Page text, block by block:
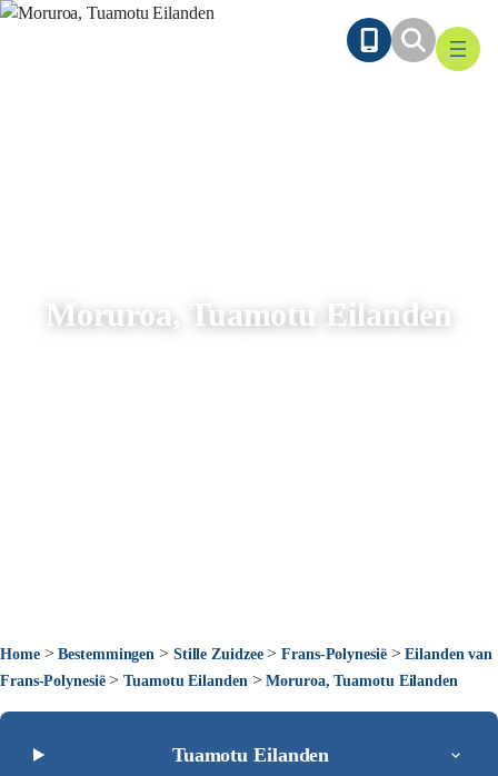
Ga
Moruroa, Tuamotu Eilanden
Home>Bestemmingen > Stille Zuidzee>Frans-Polynesië>Eilanden van
Frans-Polynesië>Tuamotu Eilanden >Moruroa, Tuamotu Eilanden
Tuamotu Eilanden